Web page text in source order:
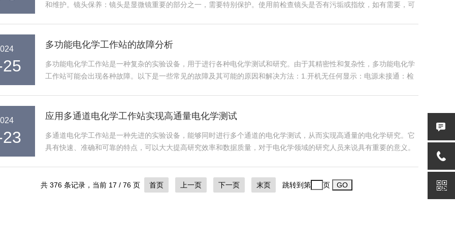
和维护。镜头保养：镜头是显微镜重要的部分之一，需要特别保护。使用前检查镜头是否有污垢或指纹，如有需要，可
多功能电化学工作站的故障分析
多功能电化学工作站是一种复杂的实验设备，用于进行各种电化学测试和研究。由于其精密性和复杂性，多功能电化学
工作站可能会出现各种故障。以下是一些常见的故障及其可能的原因和解决方法：1.开机无任何显示：电源未接通：检
应用多通道电化学工作站实现高通量电化学测试
多通道电化学工作站是一种先进的实验设备，能够同时进行多个通道的电化学测试，从而实现高通量的电化学研究。它
具有快速、准确和可靠的特点，可以大大提高研究效率和数据质量，对于电化学领域的研究人员来说具有重要的意义。
共 376 条记录，当前 17 / 76 页 首页 上一页 下一页 末页 跳转到第 页